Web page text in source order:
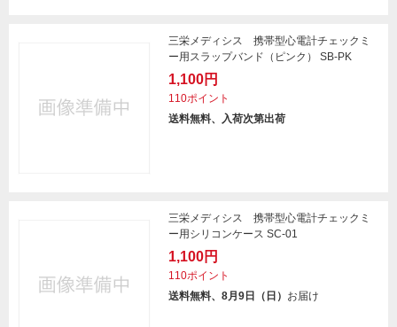
三栄メディシス 携帯型心電計チェックミ
ー用スラップバンド（ピンク） SB-PK
1,100円
110ポイント
送料無料、入荷次第出荷
三栄メディシス 携帯型心電計チェックミ
ー用シリコンケース SC-01
1,100円
110ポイント
送料無料、8月9日（日） お届け